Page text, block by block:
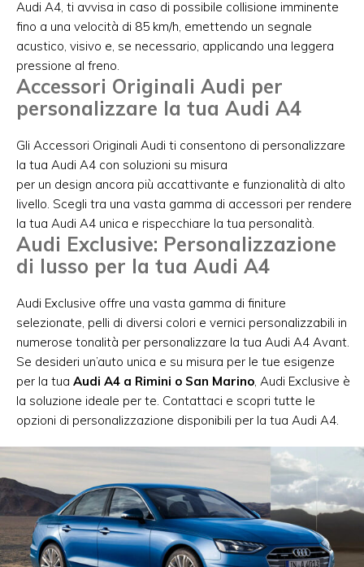
Audi A4, ti avvisa in caso di possibile collisione imminente
fino a una velocità di 85 km/h, emettendo un segnale
acustico, visivo e, se necessario, applicando una leggera
pressione al freno.
Accessori Originali Audi per
personalizzare la tua Audi A4
Gli Accessori Originali Audi ti consentono di personalizzare
la tua Audi A4 con soluzioni su misura
per un design ancora più accattivante e funzionalità di alto
livello. Scegli tra una vasta gamma di accessori per rendere
la tua Audi A4 unica e rispecchiare la tua personalità.
Audi Exclusive: Personalizzazione
di lusso per la tua Audi A4
Audi Exclusive offre una vasta gamma di finiture
selezionate, pelli di diversi colori e vernici personalizzabili in
numerose tonalità per personalizzare la tua Audi A4 Avant.
Se desideri un’auto unica e su misura per le tue esigenze
per la tua Audi A4 a Rimini o San Marino, Audi Exclusive è
la soluzione ideale per te. Contattaci e scopri tutte le
opzioni di personalizzazione disponibili per la tua Audi A4.